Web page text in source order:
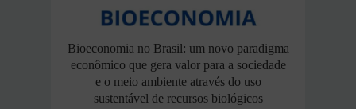
Bioeconomia no Brasil: um novo paradigma
econômico que gera valor para a sociedade
e o meio ambiente através do uso
sustentável de recursos biológicos